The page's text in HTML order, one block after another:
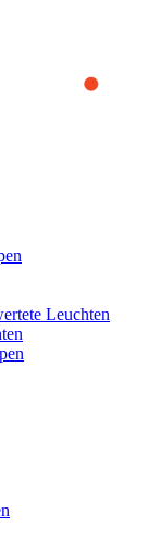
best experience
you accept
website is used and
to find out how
Leuchten